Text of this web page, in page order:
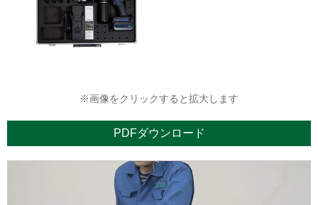
※画像をクリックすると拡大します
PDFダウンロード